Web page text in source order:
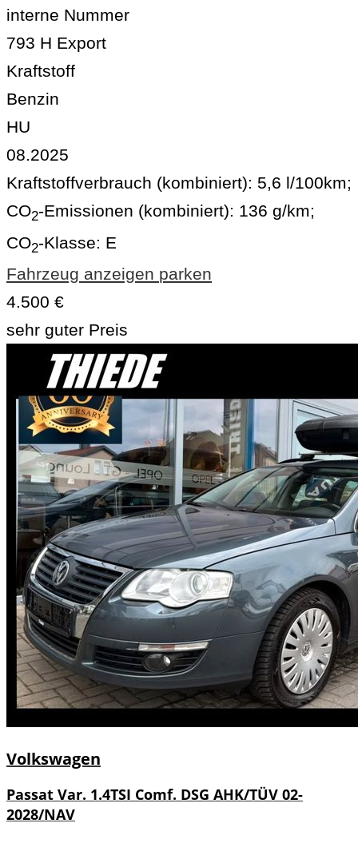
interne Nummer
793 H Export
Kraftstoff
Benzin
HU
08.2025
Kraftstoffverbrauch (kombiniert): 5,6 l/100km;
CO2-Emissionen (kombiniert): 136 g/km;
CO2-Klasse: E
Fahrzeug anzeigen parken
4.500 €
sehr guter Preis
Volkswagen
Passat Var. 1.4TSI Comf. DSG AHK/TÜV 02-
2028/NAV